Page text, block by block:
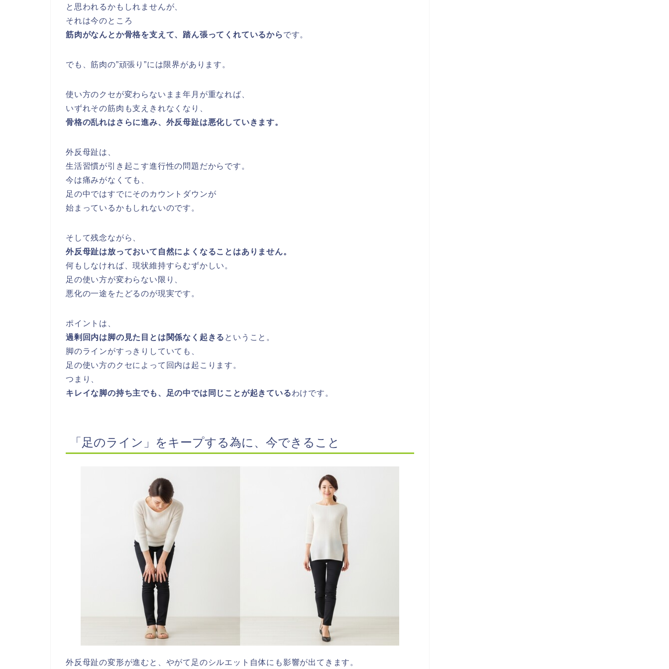
と思われるかもしれませんが、
それは今のところ
筋肉がなんとか骨格を支えて、踏ん張ってくれているから です。
でも、筋肉の”頑張り”には限界があります。
使い方のクセが変わらないまま年月が重なれば、
いずれその筋肉も支えきれなくなり、
骨格の乱れはさらに進み、外反母趾は悪化していきます。
外反母趾は、
生活習慣が引き起こす進行性の問題だからです。
今は痛みがなくても、
足の中ではすでにそのカウントダウンが
始まっているかもしれないのです。
そして残念ながら、
外反母趾は放っておいて自然によくなることはありません。
何もしなければ、現状維持すらむずかしい。
足の使い方が変わらない限り、
悪化の一途をたどるのが現実です。
ポイントは、
過剰回内は脚の見た目とは関係なく起きる ということ。
脚のラインがすっきりしていても、
足の使い方のクセによって回内は起こります。
つまり、
キレイな脚の持ち主でも、足の中では同じことが起きているわけです。
「足のライン」をキープする為に、今できること
外反母趾の変形が進むと、やがて足のシルエット自体にも影響が出てきます。